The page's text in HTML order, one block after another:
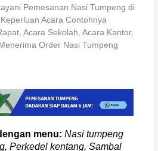
Pemesanan Nasi Tumpeng di
Acara Contohnya
Acara Sekolah, Acara Kantor,
Order Nasi Tumpeng
menu: Nasi tumpeng
Perkedel kentang, Sambal